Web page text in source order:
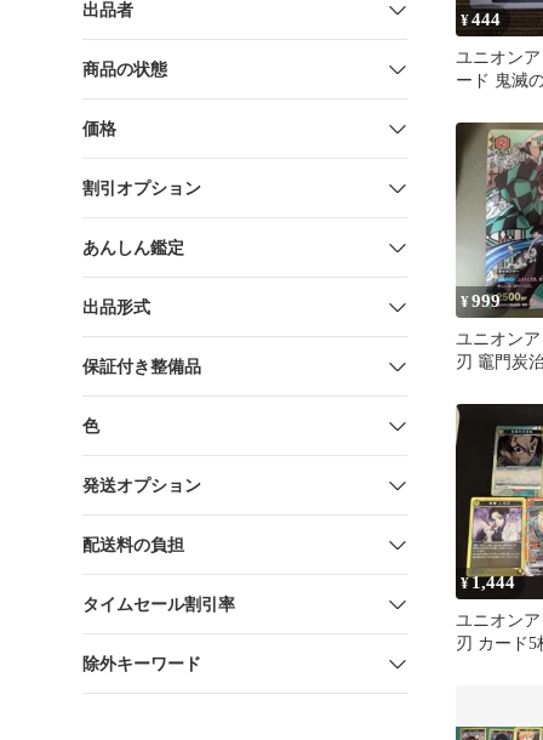
出品者
商品の状態
価格
割引オプション
あんしん鑑定
出品形式
保証付き整備品
色
発送オプション
配送料の負担
タイムセール割引率
除外キーワード
¥444
ユニオン
ード 鬼滅
¥999
ユニオン
刃 竈門炭
¥1,444
ユニオン
刃 カード5